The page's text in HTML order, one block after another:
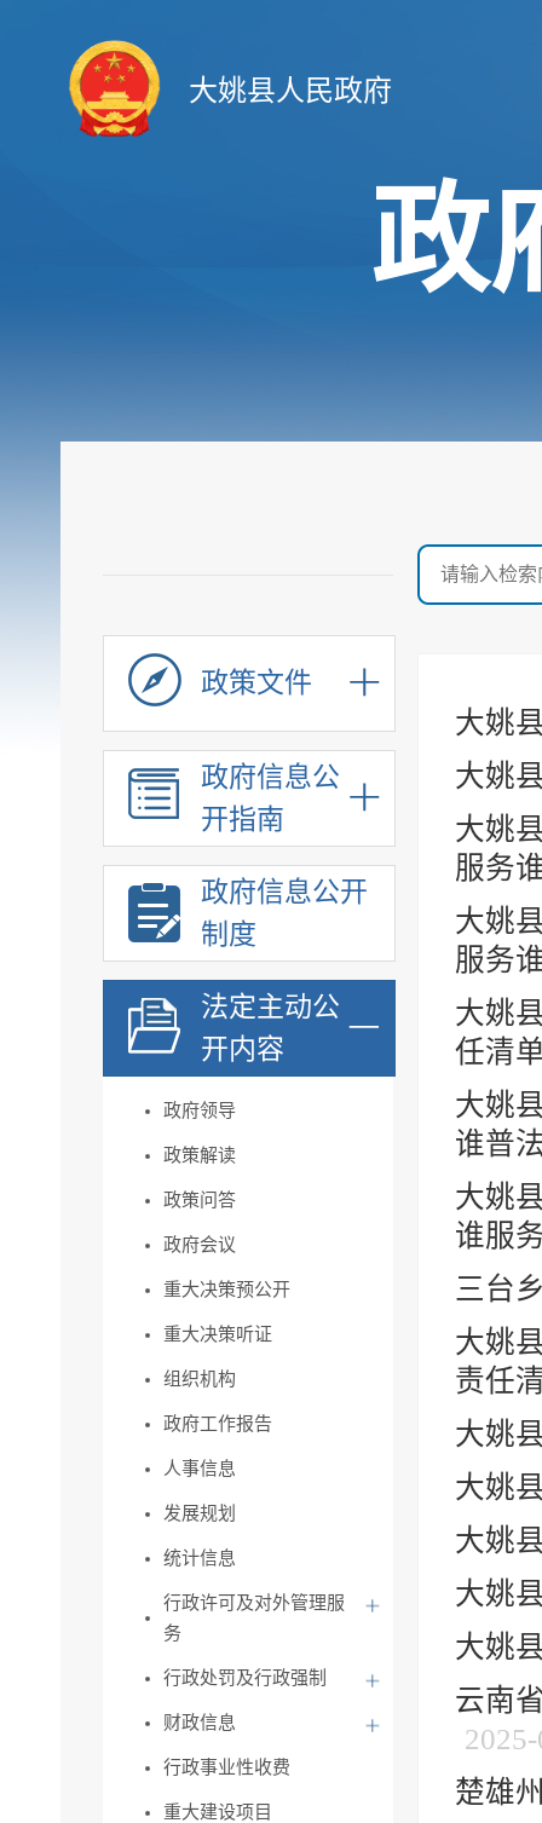
大姚县人民政府
政
政策文件
政府信息公
开指南
政府信息公开
制度
法定主动公
开内容
政府领导
政策解读
政策问答
政府会议
重大决策预公开
重大决策听证
组织机构
政府工作报告
人事信息
发展规划
统计信息
行政许可及对外管理服
务
行政处罚及行政强制
财政信息
行政事业性收费
重大建设项目
大姚
大姚
大姚
服务
大姚
服务
大姚
任清
大姚
谁普
大姚
谁服
三台
大姚
责任
大姚
大姚
大姚
大姚
大姚
云南
楚雄